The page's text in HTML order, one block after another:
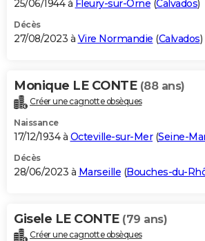
25/06/1944 à Fleury-sur-Orne (Calvados)
Décès
27/08/2023 à Vire Normandie (Calvados)
Monique LE CONTE (88 ans)
Créer une cagnotte obsèques
Naissance
17/12/1934 à Octeville-sur-Mer(Seine-
Décès
28/06/2023 à Marseille (Bouches-du-
Gisele LE CONTE (79 ans)
Créer une cagnotte obsèques